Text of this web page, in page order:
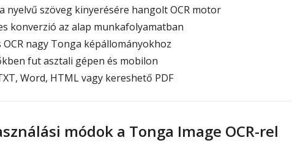
nyelvű szöveg kinyerésére hangolt OCR motor
konverzió az alap munkafolyamatban
nagy Tonga képállományokhoz
fut asztali gépen és mobilon
Word, HTML vagy kereshető PDF
módok a Tonga Image OCR-rel